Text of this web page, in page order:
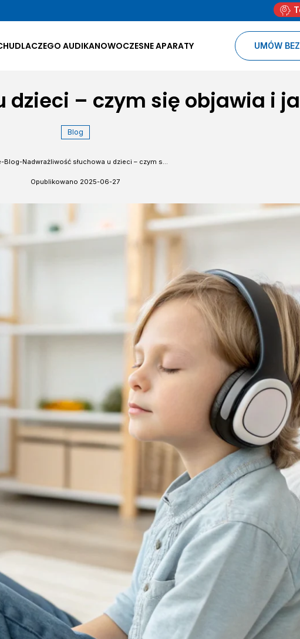
DLACZEGO AUDIKANOWOCZESNE APARATY UMÓW
dzieci – czym się objawia i
Blog
-Blog- Nadwrażliwość słuchowa u dzieci – czym się objawia i jak ją leczyć?
Opublikowano 2025-06-27